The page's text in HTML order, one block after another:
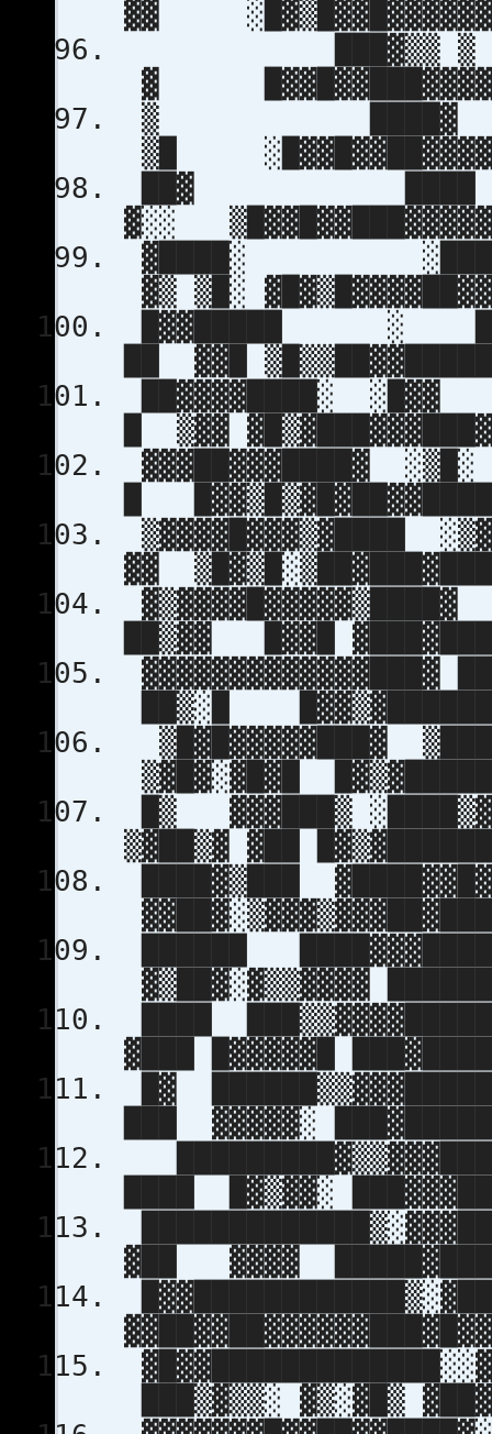
▓▓
███▓▒▒ ▒
▓
▒ ████▓ ░▒ ▓
▒█
██▓ ████ ░ ░
▓░░
▓████░ ░████
▓▒ ▒█░
█▓▓█████ ░
██ ▓▓█
██▓▓▓▓████░
█ ▒▓▓
█
▓▓
██▒▓▓ █▓▓█
██▒░█
▒▓█▓░▓█▓█
█▒ ▓▓▓███▒
▒▓██▒▓ ▓██
████▓▒███
██████
▓▒██▓░▓▒▒▓▓▓▓
████
▓███ █▓▓▓▓▓█
█▓
███ ▓▓▓▓▓░
████ █▓▒▓▓░
▓██ ▓▓▓▓
███▒▓▒▒░ ▓▒░▓█▒